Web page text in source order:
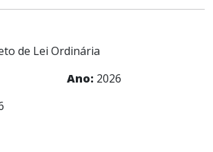
de Lei Ordinária
Ano: 2026